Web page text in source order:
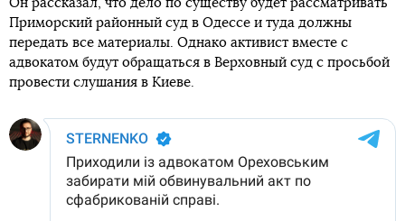
Он рассказал, что дело по существу будет рассматривать
Приморский районный суд в Одессе и туда должны
передать все материалы. Однако активист вместе с
адвокатом будут обращаться в Верховный суд с просьбой
провести слушания в Киеве.